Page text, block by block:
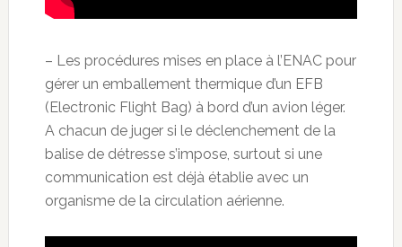
– Les procédures mises en place à l’ENAC pour
gérer un emballement thermique d’un EFB
(Electronic Flight Bag) à bord d’un avion léger.
A chacun de juger si le déclenchement de la
balise de détresse s’impose, surtout si une
communication est déjà établie avec un
organisme de la circulation aérienne.